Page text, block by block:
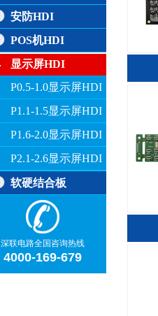
安防HDI
POS机HDI
显示屏HDI
P0.5-1.0显示屏HDI
P1.1-1.5显示屏HDI
P1.6-2.0显示屏HDI
P2.1-2.6显示屏HDI
软硬结合板
深联电路全国咨询热线
4000-169-679